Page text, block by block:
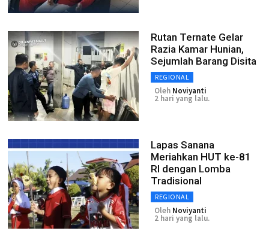
Rutan Ternate Gelar
Razia Kamar Hunian,
Sejumlah Barang Disita
REGIONAL
Oleh Noviyanti
2 hari yang lalu.
Lapas Sanana
Meriahkan HUT ke-81
RI dengan Lomba
Tradisional
REGIONAL
Oleh Noviyanti
2 hari yang lalu.